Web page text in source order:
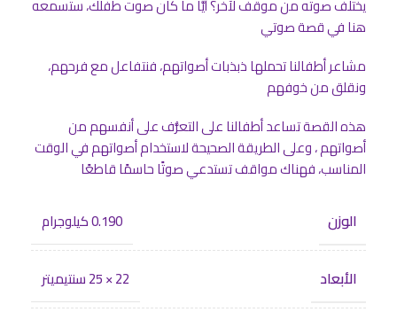
يختلف صوته من موقف لآخر؟ أيًّا ما كان صوت طفلك، ستسمعه
هنا في قصة صوتي
مشاعر أطفالنا تحملها ذبذبات أصواتهم، فنتفاعل مع فرحهم،
ونقلق من خوفهم
هذه القصة تساعد أطفالنا على التعرُّف على أنفسهم من
أصواتهم ، وعلى الطريقة الصحيحة لاستخدام أصواتهم في الوقت
المناسب، فهناك مواقف تستدعي صوتًا حاسمًا قاطعًا
الوزن 0.190 كيلوجرام
الأبعاد 22 × 25 سنتيميتر